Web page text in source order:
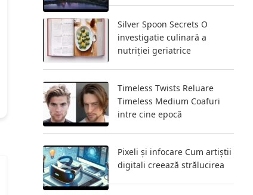
Silver Spoon Secrets O
investigatie culinară a
nutriției geriatrice
Timeless Twists Reluare
Timeless Medium Coafuri
intre cine epocă
Pixeli și infocare Cum artiștii
digitali creează strălucirea